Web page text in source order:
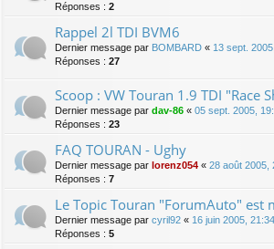
Réponses : 2
Rappel 2l TDI BVM6
Dernier message par BOMBARD « 13 sept.
Réponses : 27
Scoop : VW Touran 1.9 TDI "Race
Dernier message par dav-86 « 05 sept. 2005,
Réponses : 23
FAQ TOURAN - Ughy
Dernier message par lorenz054 « 28 août 2005,
Réponses : 7
Le Topic Touran "ForumAuto" est
Dernier message par cyril92 « 16 juin 2005, 21:34
Réponses : 5